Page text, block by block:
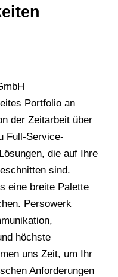
Portfolio an
der Zeitarbeit über
Full-Service-
die auf Ihre
sind.
eine breite Palette
Persowerk
höchste
uns Zeit, um Ihr
Anforderungen